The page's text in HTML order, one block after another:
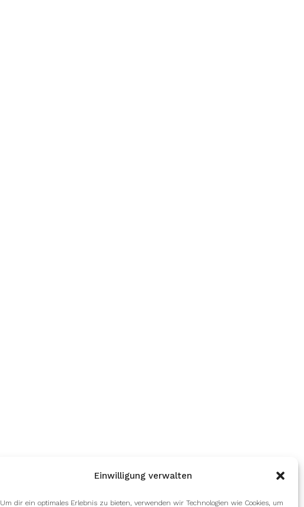
Einwilligung verwalten
Um dir ein optimales Erlebnis zu bieten, verwenden wir Technologien wie Cookies, um